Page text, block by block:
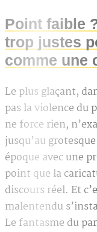
Point faible
trop justes
comme une
Le plus glaçant,
pas la violence du
ne force rien,
jusqu’au
époque avec une
point que la
discours réel. Et
malentendu
Le fantasme du